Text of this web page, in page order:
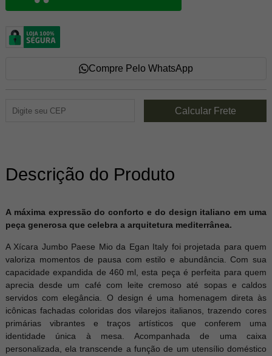
Compre Pelo WhatsApp
Descrição do Produto
A máxima expressão do conforto e do design italiano em uma
peça generosa que celebra a arquitetura mediterrânea.
A Xícara Jumbo Paese Mio da Egan Italy foi projetada para quem
valoriza momentos de pausa com estilo e abundância. Com sua
capacidade expandida de 460 ml, esta peça é perfeita para quem
aprecia desde um café com leite cremoso até sopas e caldos
servidos com elegância. O design é uma homenagem direta às
icônicas fachadas coloridas dos vilarejos italianos, trazendo cores
primárias vibrantes e traços artísticos que conferem uma
identidade única à mesa. Acompanhada de uma caixa
personalizada, ela transcende a função de um utensílio doméstico